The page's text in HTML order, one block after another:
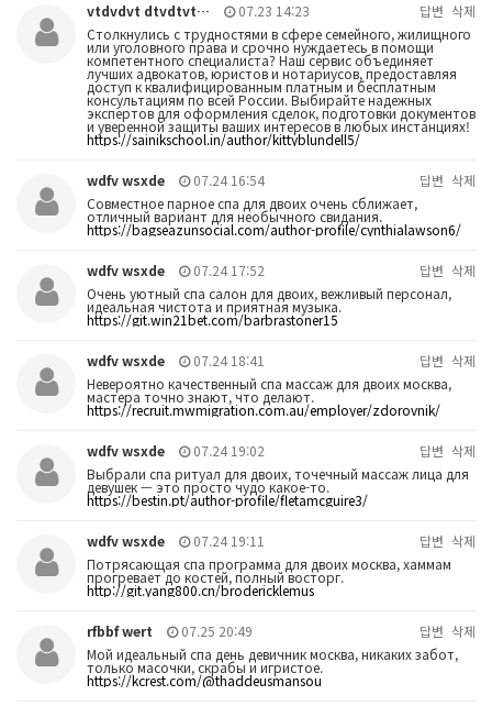
vtdvdvt dtvdtvt… 07.23 14:23 답변 삭제
Столкнулись с трудностями в сфере семейного, жилищного
или уголовного права и срочно нуждаетесь в помощи
компетентного специалиста? Наш сервис объединяет
лучших адвокатов, юристов и нотариусов, предоставляя
доступ к квалифицированным платным и бесплатным
консультациям по всей России. Выбирайте надежных
экспертов для оформления сделок, подготовки документов
и уверенной защиты ваших интересов в любых инстанциях!
https://sainikschool.in/author/kittyblundell5/
wdfv wsxde 07.24 16:54 답변 삭제
Совместное парное спа для двоих очень сближает,
отличный вариант для необычного свидания.
https://bagseazunsocial.com/author-profile/cynthialawson6/
wdfv wsxde 07.24 17:52 답변 삭제
Очень уютный спа салон для двоих, вежливый персонал,
идеальная чистота и приятная музыка.
https://git.win21bet.com/barbrastoner15
wdfv wsxde 07.24 18:41 답변 삭제
Невероятно качественный спа массаж для двоих москва,
мастера точно знают, что делают.
https://recruit.mwmigration.com.au/employer/zdorovnik/
wdfv wsxde 07.24 19:02 답변 삭제
Выбрали спа ритуал для двоих, точечный массаж лица для
девушек — это просто чудо какое-то.
https://bestin.pt/author-profile/fletamcguire3/
wdfv wsxde 07.24 19:11 답변 삭제
Потрясающая спа программа для двоих москва, хаммам
прогревает до костей, полный восторг.
http://git.yang800.cn/brodericklemus
rfbbf wert 07.25 20:49 답변 삭제
Мой идеальный спа день девичник москва, никаких забот,
только масочки, скрабы и игристое.
https://kcrest.com/@thaddeusmansou